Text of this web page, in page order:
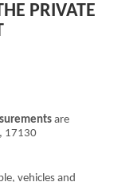
PRIVATE
are
17130
vehicles and